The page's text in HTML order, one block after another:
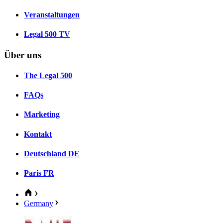
Veranstaltungen
Legal 500 TV
Über uns
The Legal 500
FAQs
Marketing
Kontakt
Deutschland DE
Paris FR
Germany